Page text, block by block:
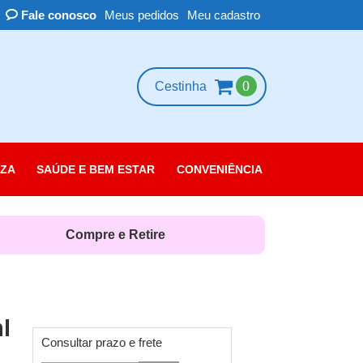
Fale conosco Meus pedidos Meu cadastro
Cestinha 0
das Unhas
e Colônia
SAÚDE E BEM ESTAR CONVENIÊNCIA
Compre e Retire
Consultar prazo e frete